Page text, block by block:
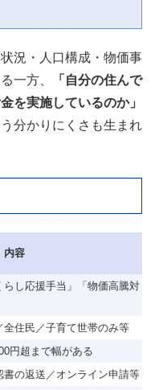
況・人口構成・物価事
一方、
「自分の住んで
を実施しているのか」
分かりにくさも生まれ
内容
らし応援手当」「物価高騰対
住民／子育て世帯のみ等
円超まで幅がある
の返送／オンライン申請等